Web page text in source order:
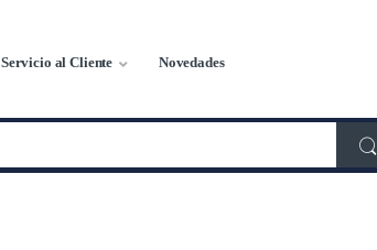
Servicio al Cliente Novedades